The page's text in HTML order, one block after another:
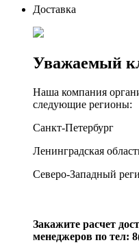
Доставка
Уважаемый
Наша компания
следующие регионы:
Санкт-Петербург
Ленинградская
Северо-Западный
Закажите расчет
менеджеров по тел: